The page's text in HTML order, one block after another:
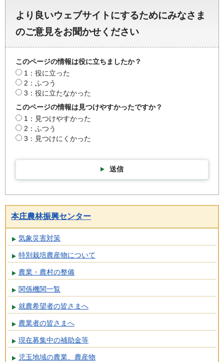
より良いウェブサイトにするためにみなさま
のご意見をお聞かせください
このページの情報は役に立ちましたか？
1：役に立った
2：ふつう
3：役に立たなかった
このページの情報は見つけやすかったですか？
1：見つけやすかった
2：ふつう
3：見つけにくかった
送信
本庄農林振興センター
気象災害対策
特別栽培農産物について
農業・農村の整備
関係機関一覧
就農希望者の皆さまへ
農業者の皆さまへ
現在募集中の補助金等
児玉地域の農業、農産物